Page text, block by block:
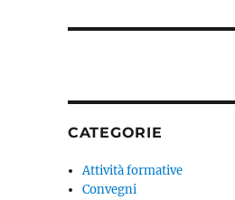
CATEGORIE
Attività formative
Convegni